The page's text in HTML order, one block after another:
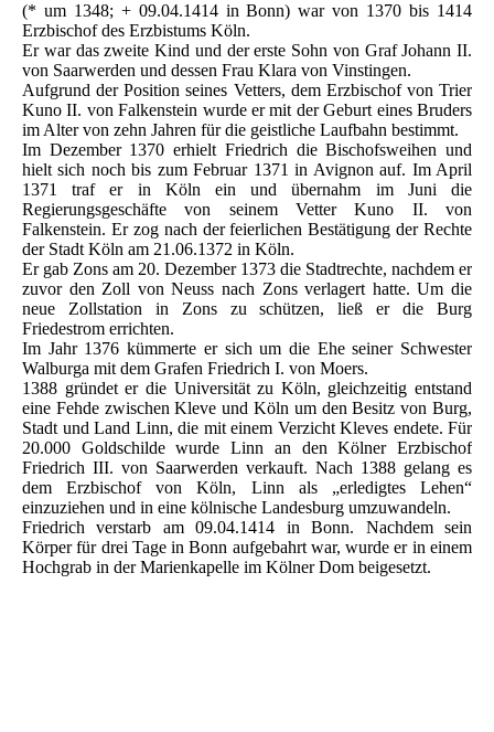
(* um 1348; + 09.04.1414 in Bonn) war von 1370 bis 1414
Erzbischof des Erzbistums Köln.
Er war das zweite Kind und der erste Sohn von Graf Johann II.
von Saarwerden und dessen Frau Klara von Vinstingen.
Aufgrund der Position seines Vetters, dem Erzbischof von Trier
Kuno II. von Falkenstein wurde er mit der Geburt eines Bruders
im Alter von zehn Jahren für die geistliche Laufbahn bestimmt.
Im Dezember 1370 erhielt Friedrich die Bischofsweihen und
hielt sich noch bis zum Februar 1371 in Avignon auf. Im April
1371 traf er in Köln ein und übernahm im Juni die
Regierungsgeschäfte von seinem Vetter Kuno II. von
Falkenstein. Er zog nach der feierlichen Bestätigung der Rechte
der Stadt Köln am 21.06.1372 in Köln.
Er gab Zons am 20. Dezember 1373 die Stadtrechte, nachdem er
zuvor den Zoll von Neuss nach Zons verlagert hatte. Um die
neue Zollstation in Zons zu schützen, ließ er die Burg
Friedestrom errichten.
Im Jahr 1376 kümmerte er sich um die Ehe seiner Schwester
Walburga mit dem Grafen Friedrich I. von Moers.
1388 gründet er die Universität zu Köln, gleichzeitig entstand
eine Fehde zwischen Kleve und Köln um den Besitz von Burg,
Stadt und Land Linn, die mit einem Verzicht Kleves endete. Für
20.000 Goldschilde wurde Linn an den Kölner Erzbischof
Friedrich III. von Saarwerden verkauft. Nach 1388 gelang es
dem Erzbischof von Köln, Linn als „erledigtes Lehen“
einzuziehen und in eine kölnische Landesburg umzuwandeln.
Friedrich verstarb am 09.04.1414 in Bonn. Nachdem sein
Körper für drei Tage in Bonn aufgebahrt war, wurde er in einem
Hochgrab in der Marienkapelle im Kölner Dom beigesetzt.